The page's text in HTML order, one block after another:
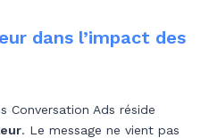
dans l’impact des
Conversation Ads réside
. Le message ne vient pas